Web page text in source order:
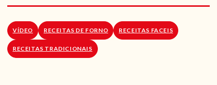
RECEITAS VEGGIE
SOBRE NÓS
LOJA ONLINE
VÍDEO RECEITAS DE FORNO RECEITAS FACEIS
RECEITAS TRADICIONAIS